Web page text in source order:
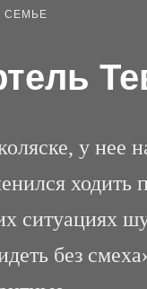
СЕМЬЕ
у нее
ситуациях
без